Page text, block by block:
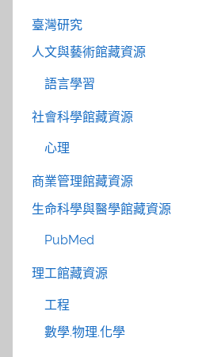
臺灣研究
人文與藝術館藏資源
語言學習
社會科學館藏資源
心理
商業管理館藏資源
生命科學與醫學館藏資源
PubMed
理工館藏資源
工程
數學.物理.化學